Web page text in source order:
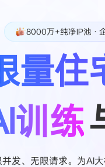
8000万+纯净IP池 ·
量住
训练
发、无限请求。为AI